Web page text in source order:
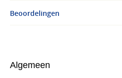
Beoordelingen
Algemeen